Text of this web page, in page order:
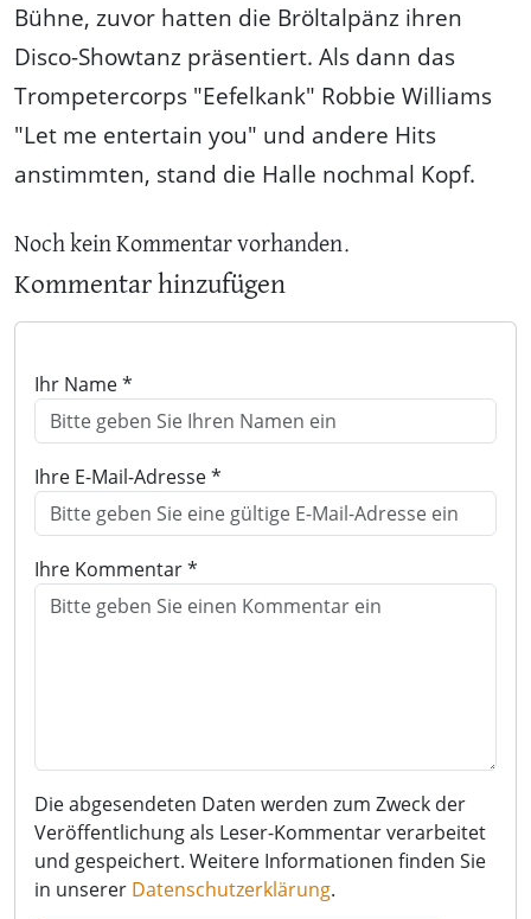
Bühne, zuvor hatten die Bröltalpänz ihren
Disco-Showtanz präsentiert. Als dann das
Trompetercorps "Eefelkank" Robbie Williams
"Let me entertain you" und andere Hits
anstimmten, stand die Halle nochmal Kopf.
Noch kein Kommentar vorhanden.
Kommentar hinzufügen
Ihr Name *
Ihre E-Mail-Adresse *
Ihre Kommentar *
Die abgesendeten Daten werden zum Zweck der
Veröffentlichung als Leser-Kommentar verarbeitet
und gespeichert. Weitere Informationen finden Sie
in unserer Datenschutzerklärung.